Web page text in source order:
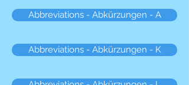
Abbreviations - Abkürzungen - A
Abbreviations - Abkürzungen - K